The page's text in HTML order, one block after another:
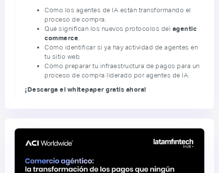
Cómo los agentes de IA están transformando el
proceso de compra.
Qué significan los nuevos protocolos del agentic
commerce
Cómo identificar si ya hay actividad de agentes en
tu sitio web.
Cómo preparar tu infraestructura de pagos para un
proceso de compra liderado por agentes de IA.
¡Descarga el whitepaper gratis ahora!